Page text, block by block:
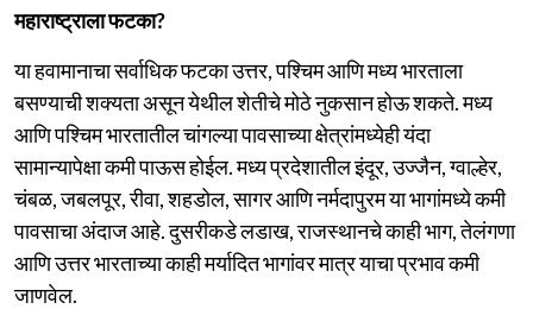
महाराष्ट्राला फटका?
या हवामानाचा सर्वाधिक फटका उत्तर, पश्चिम आणि मध्य भारताला
बसण्याची शक्यता असून येथील शेतीचे मोठे नुकसान होऊ शकते. मध्य
आणि पश्चिम भारतातील चांगल्या पावसाच्या क्षेत्रांमध्येही यंदा
सामान्यापेक्षा कमी पाऊस होईल. मध्य प्रदेशातील इंदूर, उज्जैन, ग्वाल्हेर,
चंबळ, जबलपूर, रीवा, शहडोल, सागर आणि नर्मदापुरम या भागांमध्ये कमी
पावसाचा अंदाज आहे. दुसरीकडे लडाख, राजस्थानचे काही भाग, तेलंगणा
आणि उत्तर भारताच्या काही मर्यादित भागांवर मात्र याचा प्रभाव कमी
जाणवेल.